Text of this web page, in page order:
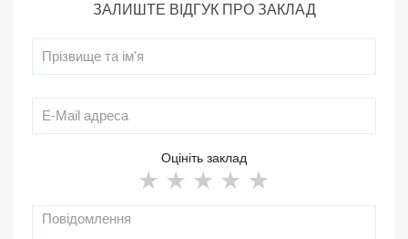
ЗАЛИШТЕ ВІДГУК ПРО ЗАКЛАД
Оцініть заклад